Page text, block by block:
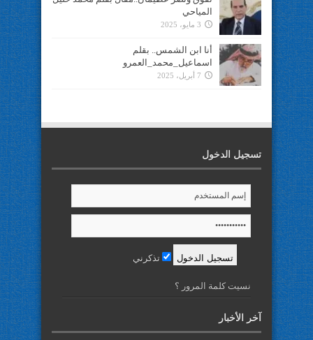
المياحي
3 مايو، 2025
أنا ابن الشمس.. بقلم
اسماعيل_محمد_العمرو
7 أبريل، 2025
تسجيل الدخول
تذكرني
نسيت كلمة المرور ؟
آخر الأخبار